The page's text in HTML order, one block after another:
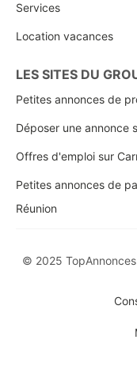
Services
Location vacances
LES SITES DU
Petites annonces de
Déposer une annonce
Offres d'emploi sur
Petites annonces de
Réunion
© 2025